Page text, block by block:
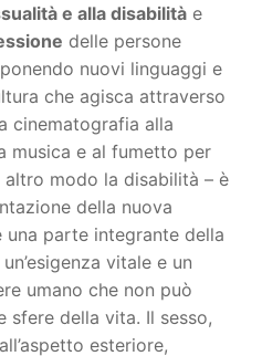
e alla disabilità e
delle persone
nuovi linguaggi e
che agisca attraverso
cinematografia alla
musica e al fumetto per
modo la disabilità – è
della nuova
una parte integrante della
vitale e un
umano che non può
sfere della vita. Il sesso,
esteriore,